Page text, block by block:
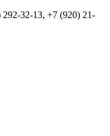
292-32-13, +7 (920) 21-